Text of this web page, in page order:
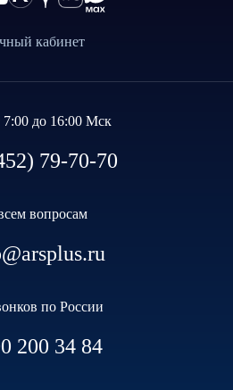
кабинет
7:00 до 16:00 Мск
79-70-70
вопросам
по России
200 34 84